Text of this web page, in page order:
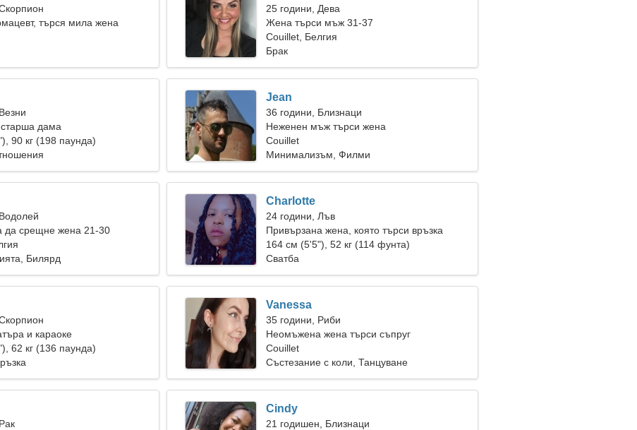
търся мила жена
25 години, Дева
Жена търси мъж 31-37
Couillet, Белгия
Брак
дама
90 кг (198 паунда)
Jean
36 години, Близнаци
Неженен мъж търси жена
Couillet
Минимализъм, Филми
да срещне жена 21-30
Билярд
Charlotte
24 години, Лъв
Привързана жена, която търси връзка
164 см (5'5"), 52 кг (114 фунта)
Сватба
и караоке
62 кг (136 паунда)
Vanessa
35 години, Риби
Неомъжена жена търси съпруг
Couillet
Състезание с коли, Танцуване
Cindy
21 годишен, Близнаци